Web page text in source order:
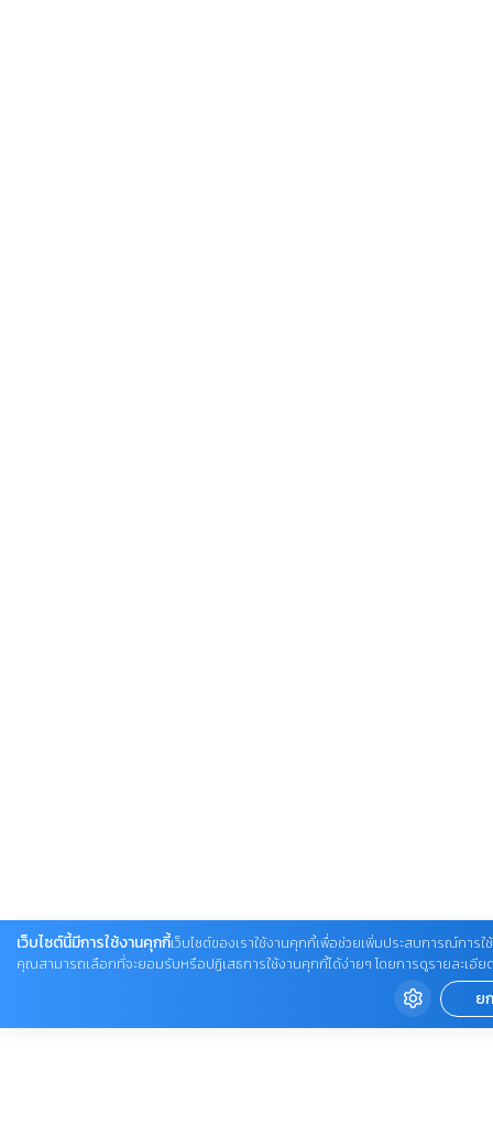
เว็บไซต์นี้มีการใช้งานคุกกี้เว็บไซต์ของเราใช้งานคุกกี้เพื่อช่วยเพิ่มประสบการณ์การใ
คุณสามารถเลือกที่จะยอมรับหรือปฏิเสธการใช้งานคุกกี้ได้ง่ายๆ โดยการดูรายละเอีย
ย